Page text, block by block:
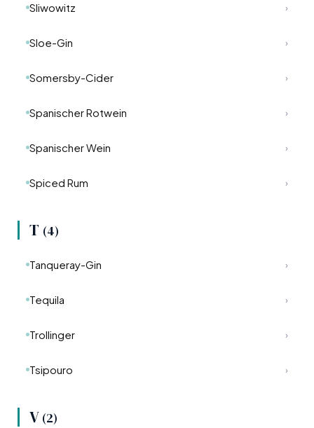
Sliwowitz ›
Sloe-Gin ›
Somersby-Cider ›
Spanischer Rotwein ›
Spanischer Wein ›
Spiced Rum ›
T (4)
Tanqueray-Gin ›
Tequila ›
Trollinger ›
Tsipouro ›
V (2)